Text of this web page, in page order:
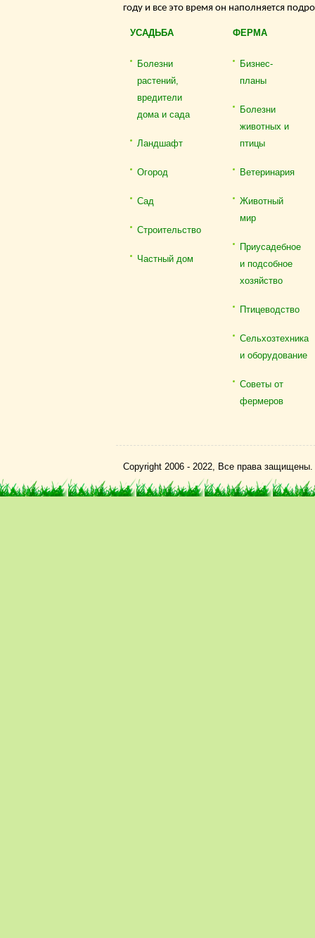
году и все это время он наполняется
УСАДЬБА
Болезни
растений,
вредители
дома и сада
Ландшафт
Огород
Сад
Строительство
Частный дом
ФЕРМА
Бизнес-
планы
Болезни
животных и
птицы
Ветеринария
Животный
мир
Приусадебное
и подсобное
хозяйство
Птицеводство
Сельхозтехника
и оборудование
Советы от
фермеров
Copyright 2006 - 2022, Все права защищены.